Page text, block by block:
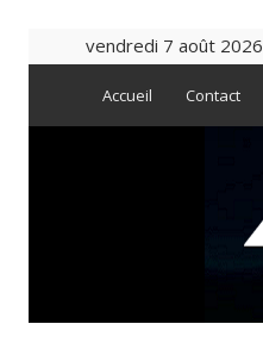
vendredi 7 août 2026
Accueil Contact